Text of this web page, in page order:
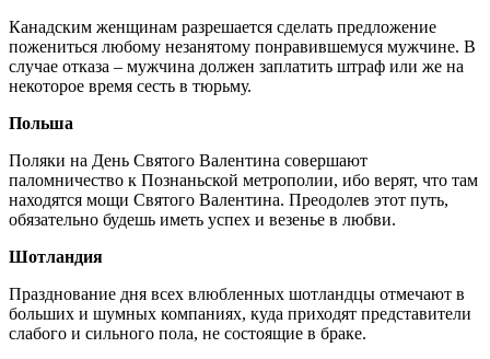
Канадским женщинам разрешается сделать предложение
пожениться любому незанятому понравившемуся мужчине. В
случае отказа – мужчина должен заплатить штраф или же на
некоторое время сесть в тюрьму.
Польша
Поляки на День Святого Валентина совершают
паломничество к Познаньской метрополии, ибо верят, что там
находятся мощи Святого Валентина. Преодолев этот путь,
обязательно будешь иметь успех и везенье в любви.
Шотландия
Празднование дня всех влюбленных шотландцы отмечают в
больших и шумных компаниях, куда приходят представители
слабого и сильного пола, не состоящие в браке.